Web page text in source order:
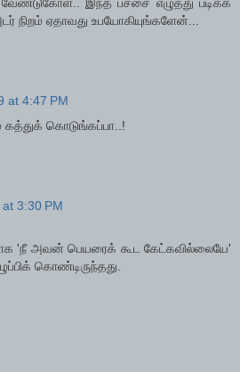
வேண்டுகோள்.. இந்த பச்சை எழுத்து படிக்க
நிறம் ஏதாவது உபயோகியுங்களேன்...
at 4:47 PM
கொடுங்கப்பா..!
3:30 PM
'நீ அவன் பெயரைக் கூட கேட்கவில்லையே'
கொண்டிருந்தது.